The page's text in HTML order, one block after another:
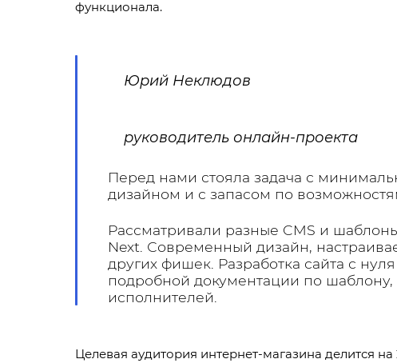
функционала.
Юрий Неклюдов
руководитель онлайн-проекта
Перед нами стояла задача с
дизайном и с запасом по
Рассматривали разные CMS и
Next. Современный дизайн,
других фишек. Разработка сайта с
подробной документации по
исполнителей.
Целевая аудитория интернет-магазина делится